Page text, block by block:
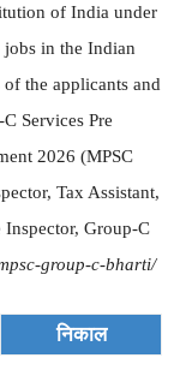
of India under
in the Indian
the applicants and
Services Pre
2026 (MPSC
Tax Assistant,
Inspector, Group-C
group-c-bharti/
निकाल